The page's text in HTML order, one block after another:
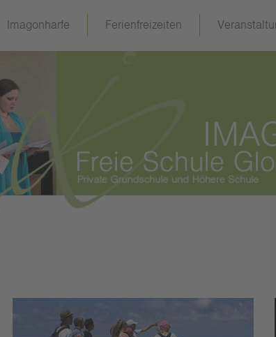
Imagonharfe Ferienfreizeiten